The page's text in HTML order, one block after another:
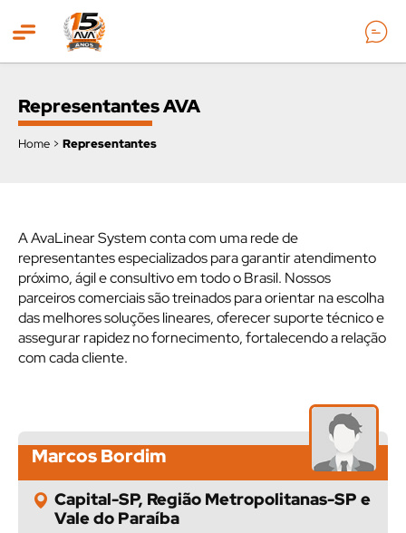
Representantes AVA
Home > Representantes
A AvaLinear System conta com uma rede de
representantes especializados para garantir atendimento
próximo, ágil e consultivo em todo o Brasil. Nossos
parceiros comerciais são treinados para orientar na escolha
das melhores soluções lineares, oferecer suporte técnico e
assegurar rapidez no fornecimento, fortalecendo a relação
com cada cliente.
Marcos Bordim
Capital-SP, Região Metropolitanas-SP e
Vale do Paraíba